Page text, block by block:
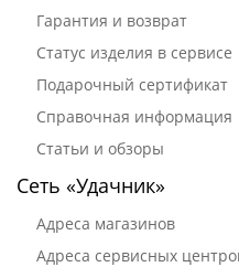
Гарантия и возврат
Статус изделия в сервисе
Подарочный сертификат
Справочная информация
Статьи и обзоры
Сеть «Удачник»
Адреса магазинов
Адреса сервисных